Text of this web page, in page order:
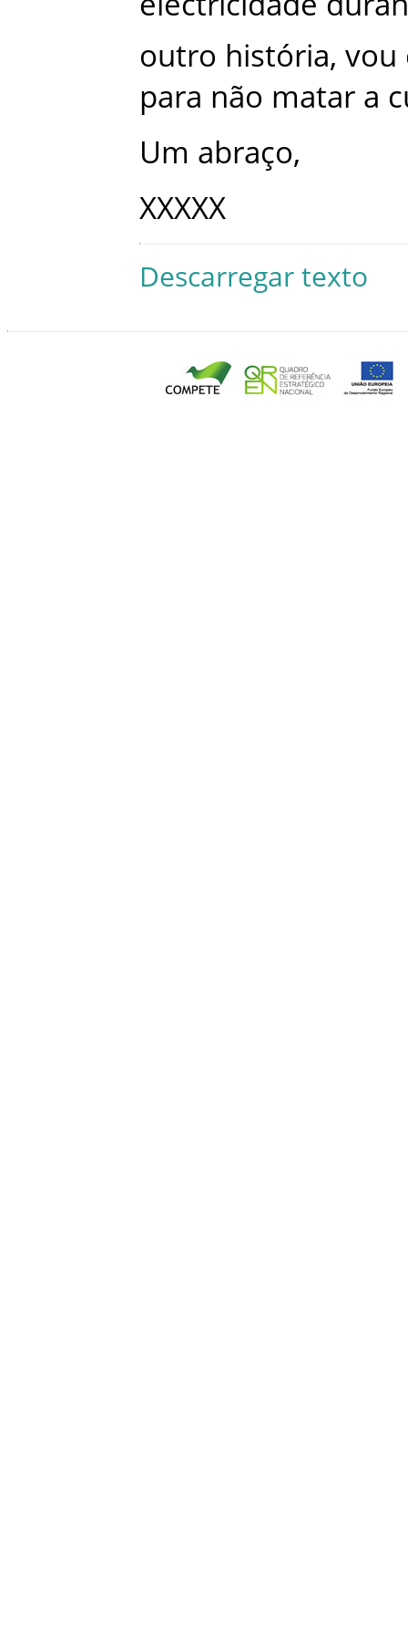
outro história, vou
para não matar a
Um abraço,
XXXXX
Descarregar texto